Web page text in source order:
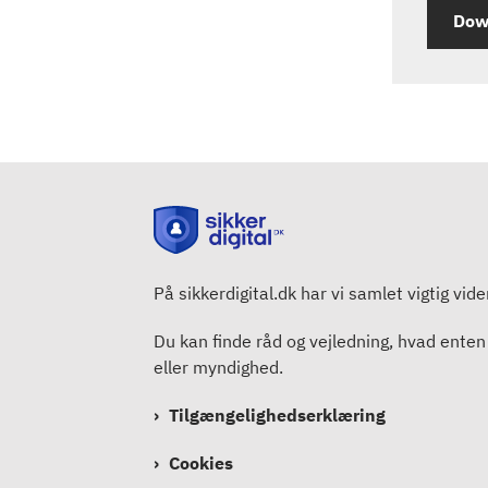
På sikkerdigital.dk har vi samlet vigtig
Du kan finde råd og vejledning, hvad
eller myndighed.
Tilgængelighedserklæring
Cookies